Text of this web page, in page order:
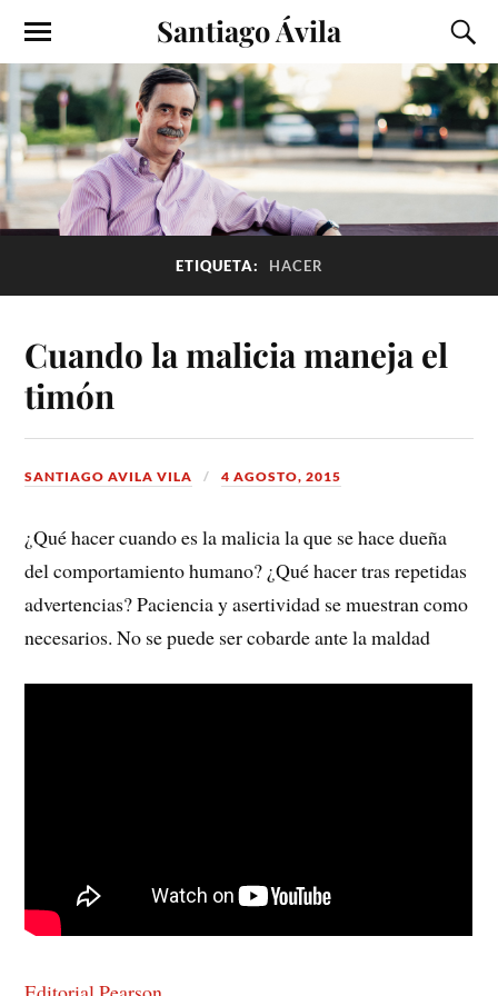
Santiago Ávila
ETIQUETA: HACER
Cuando la malicia maneja el
timón
SANTIAGO AVILA VILA 4 AGOSTO, 2015
¿Qué hacer cuando es la malicia la que se hace dueña
del comportamiento humano? ¿Qué hacer tras repetidas
advertencias? Paciencia y asertividad se muestran como
necesarios. No se puede ser cobarde ante la maldad